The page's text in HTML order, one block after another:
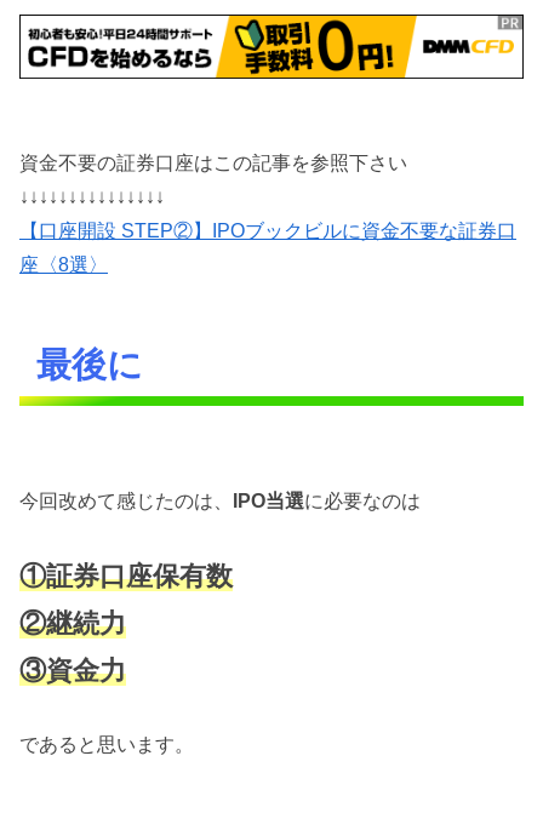
資金不要の証券口座はこの記事を参照下さい
↓↓↓↓↓↓↓↓↓↓↓↓↓↓↓
【口座開設 STEP②】IPOブックビルに資金不要な証券口
座〈8選〉
最後に
今回改めて感じたのは、 IPO当選に必要なのは
①証券口座保有数
②継続力
③資金力
であると思います。